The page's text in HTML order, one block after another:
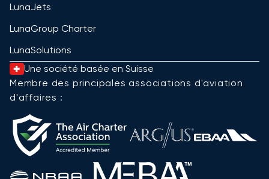
LunaJets
LunaGroup Charter
LunaSolutions
Une société basée en Suisse
Membre des principales associations d'aviation
d'affaires :